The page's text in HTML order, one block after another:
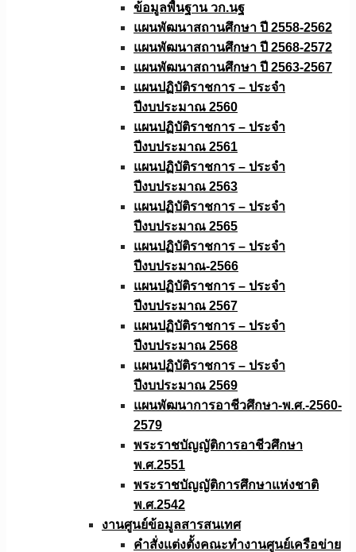
ข้อมูลพื้นฐาน วก.นฐ
แผนพัฒนาสถานศึกษา ปี 2558-2562
แผนพัฒนาสถานศึกษา ปี 2568-2572
แผนพัฒนาสถานศึกษา ปี 2563-2567
แผนปฏิบัติราชการ – ประจำ
ปีงบประมาณ 2560
แผนปฏิบัติราชการ – ประจำ
ปีงบประมาณ 2561
แผนปฏิบัติราชการ – ประจำ
ปีงบประมาณ 2563
แผนปฏิบัติราชการ – ประจำ
ปีงบประมาณ 2565
แผนปฏิบัติราชการ – ประจำ
ปีงบประมาณ-2566
แผนปฏิบัติราชการ – ประจำ
ปีงบประมาณ 2567
แผนปฏิบัติราชการ – ประจำ
ปีงบประมาณ 2568
แผนปฏิบัติราชการ – ประจำ
ปีงบประมาณ 2569
แผนพัฒนาการอาชีวศึกษา-พ.ศ.-2560-
2579
พระราชบัญญัติการอาชีวศึกษา
พ.ศ.2551
พระราชบัญญัติการศึกษาแห่งชาติ
พ.ศ.2542
งานศูนย์ข้อมูลสารสนเทศ
คำสั่งแต่งตั้งคณะทำงานศูนย์เครือข่าย